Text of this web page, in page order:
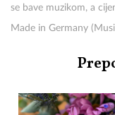
se bave muzikom, a
Made in Germany